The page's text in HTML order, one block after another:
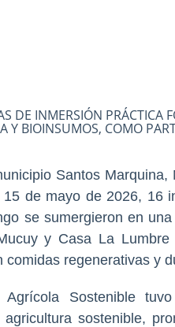
DE INMERSIÓN PRÁCTICA
Y BIOINSUMOS, COMO
Santos
de mayo de 2026, 16
se sumergieron en
y Casa La
comidas regenerativas y
Agrícola Sostenible
agricultura sostenible,